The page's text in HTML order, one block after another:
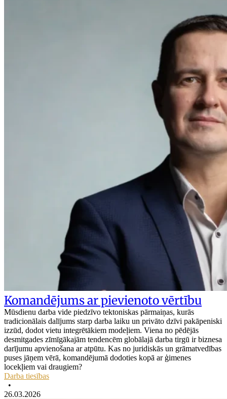
Komandējums ar pievienoto vērtību
Mūsdienu darba vide piedzīvo tektoniskas pārmaiņas, kurās
tradicionālais dalījums starp darba laiku un privāto dzīvi pakāpeniski
izzūd, dodot vietu integrētākiem modeļiem. Viena no pēdējās
desmitgades zīmīgākajām tendencēm globālajā darba tirgū ir biznesa
darījumu apvienošana ar atpūtu. Kas no juridiskās un grāmatvedības
puses jāņem vērā, komandējumā dodoties kopā ar ģimenes
locekļiem vai draugiem?
Darba tiesības
•
26.03.2026